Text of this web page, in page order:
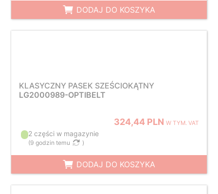
DODAJ DO KOSZYKA
KLASYCZNY PASEK SZEŚCIOKĄTNY
LG2000989-OPTIBELT
324,44 PLNW TYM. VAT
2 części w magazynie
(9 godzin temu )
DODAJ DO KOSZYKA